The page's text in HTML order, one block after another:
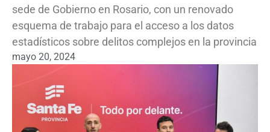
sede de Gobierno en Rosario, con un renovado
esquema de trabajo para el acceso a los datos
estadísticos sobre delitos complejos en la provincia
mayo 20, 2024